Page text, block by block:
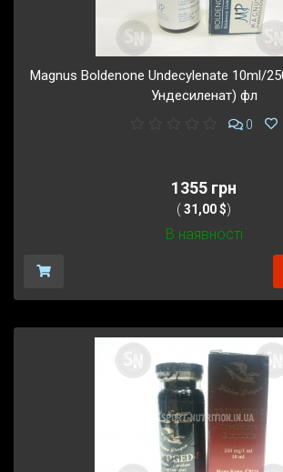
Magnus Boldenone Undecylenate 10ml/
Ундесиленат) фл
0
1355 грн
(31,00 $)
В наявності